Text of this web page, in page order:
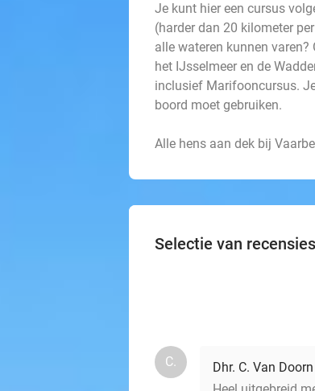
Je kunt hier een cursus
(harder dan 20 kilometer
alle wateren kunnen
het IJsselmeer en de
inclusief Marifooncursus.
boord moet gebruiken.
Alle hens aan dek bij
Selectie van recensies
C.
Dhr. C. Van Doorn